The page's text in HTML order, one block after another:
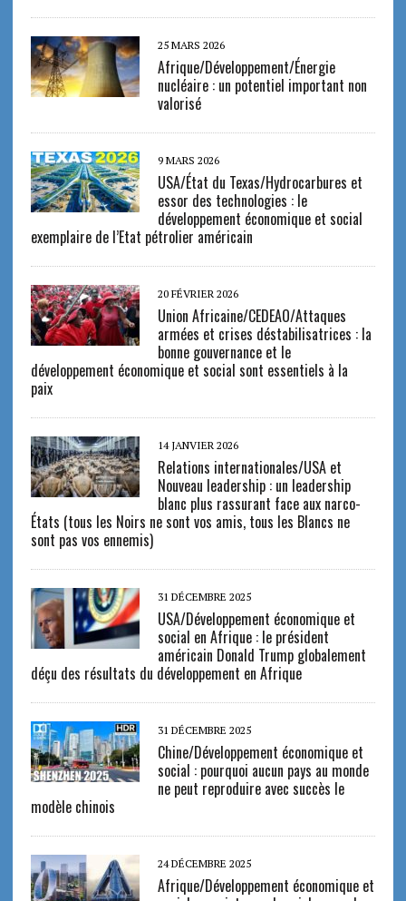
25 MARS 2026
Afrique/Développement/Énergie
nucléaire : un potentiel important non
valorisé
9 MARS 2026
USA/État du Texas/Hydrocarbures et
essor des technologies : le
développement économique et social
exemplaire de l’Etat pétrolier américain
20 FÉVRIER 2026
Union Africaine/CEDEAO/Attaques
armées et crises déstabilisatrices : la
bonne gouvernance et le
développement économique et social sont essentiels à la
paix
14 JANVIER 2026
Relations internationales/USA et
Nouveau leadership : un leadership
blanc plus rassurant face aux narco-
États (tous les Noirs ne sont vos amis, tous les Blancs ne
sont pas vos ennemis)
31 DÉCEMBRE 2025
USA/Développement économique et
social en Afrique : le président
américain Donald Trump globalement
déçu des résultats du développement en Afrique
31 DÉCEMBRE 2025
Chine/Développement économique et
social : pourquoi aucun pays au monde
ne peut reproduire avec succès le
modèle chinois
24 DÉCEMBRE 2025
Afrique/Développement économique et